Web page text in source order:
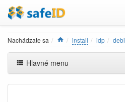
Nachádzate sa Home
install idp
Hlavné menu